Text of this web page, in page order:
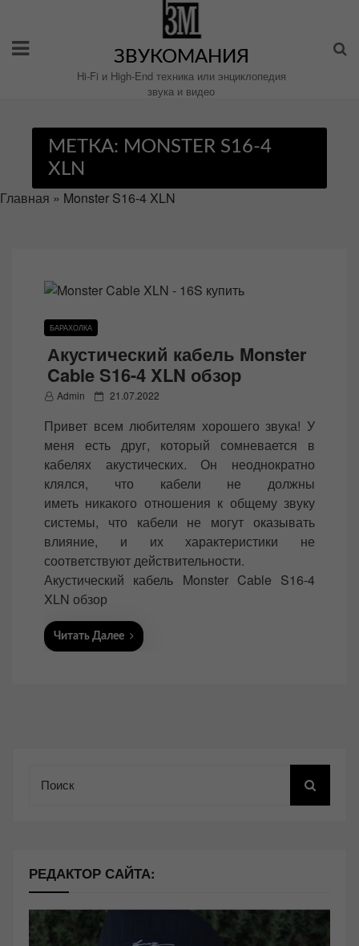
содержимому
ЗВУКОМАНИЯ
Hi-Fi и High-End техника или энциклопедия
звука и видео
МЕТКА: MONSTER S16-4
XLN
Главная » Monster S16-4 XLN
БАРАХОЛКА
Акустический кабель Monster
Cable S16-4 XLN обзор
Admin
P
s
e
o
21.07.2022
Привет всем любителям хорошего звука! У
меня есть друг, который сомневается в
кабелях акустических. Он неоднократно
клялся, что кабели не должны
иметь никакого отношения к общему звуку
системы, что кабели не могут оказывать
влияние, и их характеристики не
соответствуют действительности.
Акустический кабель Monster Cable S16-4
XLN обзор
Читать Далее
РЕДАКТОР САЙТА: